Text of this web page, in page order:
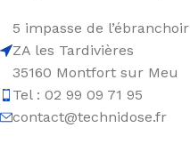
5 impasse de l’ébranchoir
ZA les Tardivières
35160 Montfort sur Meu
Tel : 02 99 09 71 95
contact@technidose.fr